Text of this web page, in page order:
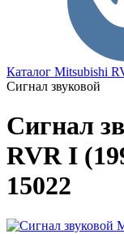
Каталог Mitsubishi
Сигнал звуковой
Сигнал
RVR I
15022